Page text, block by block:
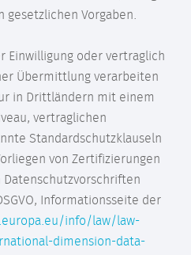
Vorgaben.
Einwilligung oder vertraglich
Übermittlung verarbeiten
in Drittländern mit einem
vertraglichen
Standardschutzklauseln
von Zertifizierungen
Informationsseite der
info/law/law-
dimension-data-